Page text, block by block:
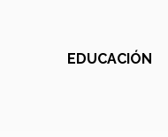
EDUCACIÓN